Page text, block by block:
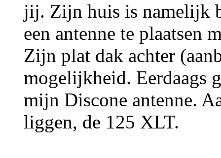
jij. Zijn huis is namelijk
een antenne te plaatsen
Zijn plat dak achter
mogelijkheid. Eerdaags
mijn Discone antenne.
liggen, de 125 XLT.